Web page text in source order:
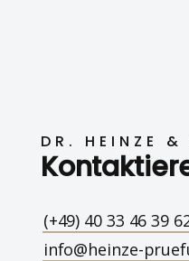
DR. HEINZE &
(+49) 40 33 46 39
info@heinze-